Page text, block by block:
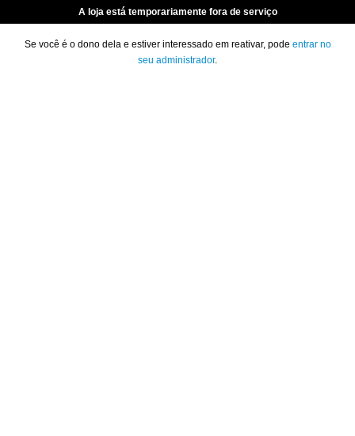
A loja está temporariamente fora de serviço
Se você é o dono dela e estiver interessado em reativar, pode entrar no
seu administrador.